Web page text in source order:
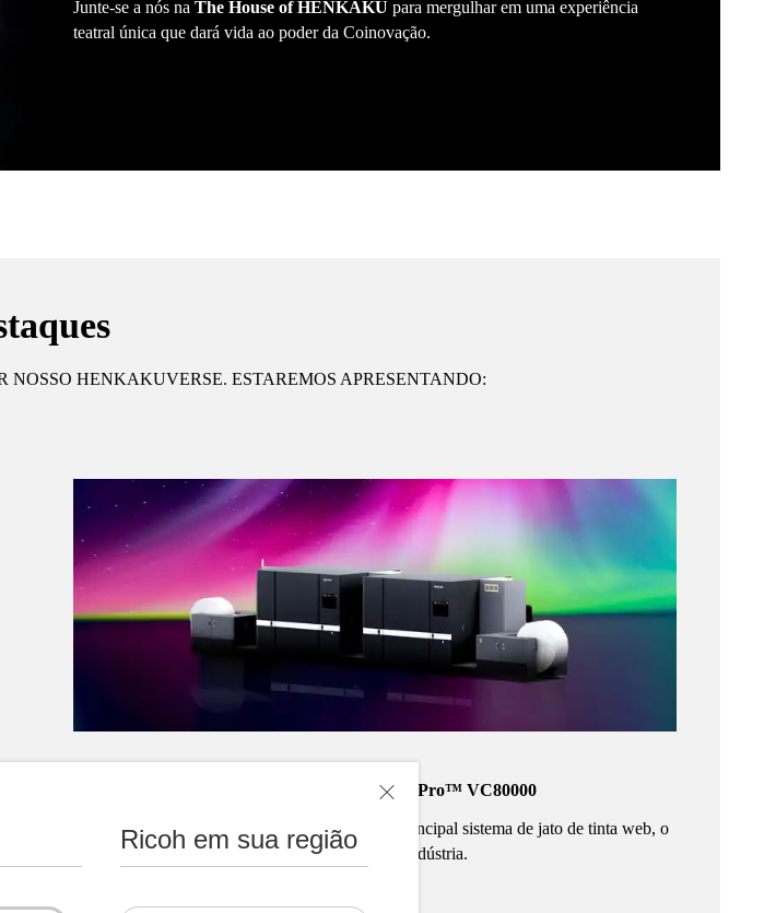
Ricoh em sua região
Junte-se a nós na The House of HENKAKU para mergulhar em uma experiência
teatral única que dará vida ao poder da Coinovação.
HENKAKUVERSE. ESTAREMOS APRESENTANDO:
Sistema de jato de tinta Webfed emblemático - Pro™ VC80000
Faça parte da estreia pública mundial do nosso principal sistema de jato de tinta web, o
Pro VC80000, estabelecendo novos padrões na indústria.